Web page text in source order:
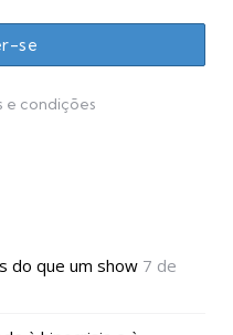
e condições
do que um show 7 de